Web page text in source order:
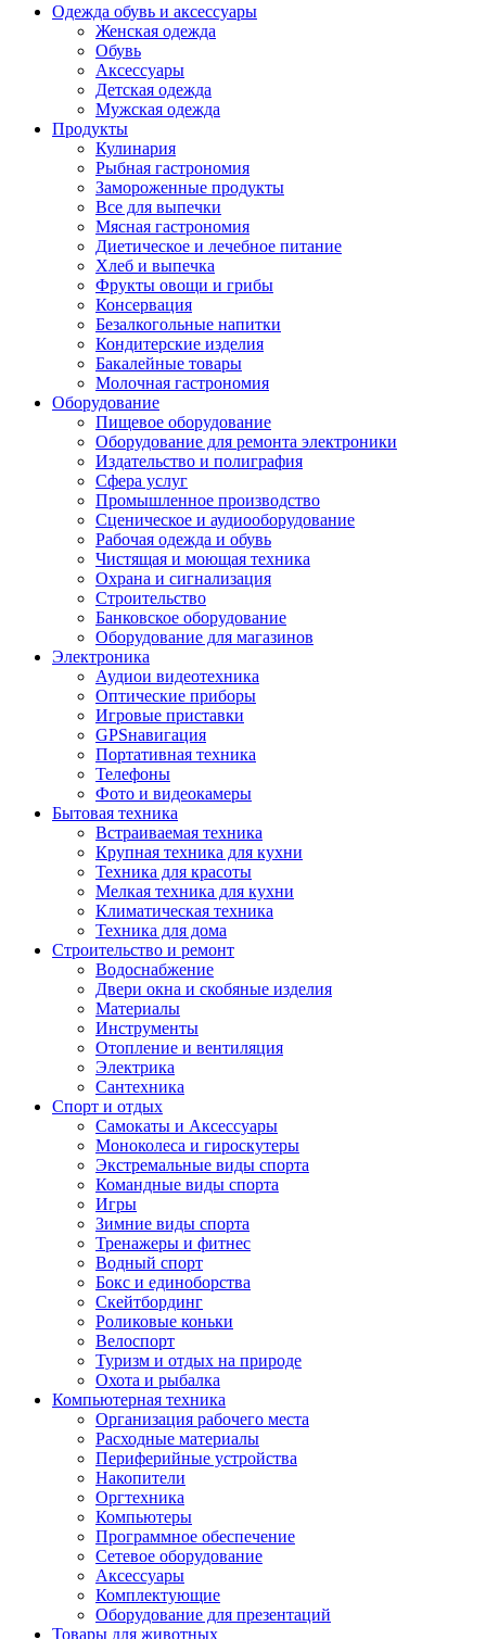
Одежда обувь и аксессуары
Женская одежда
Обувь
Аксессуары
Детская одежда
Мужская одежда
Продукты
Кулинария
Рыбная гастрономия
Замороженные продукты
Все для выпечки
Мясная гастрономия
Диетическое и лечебное питание
Хлеб и выпечка
Фрукты овощи и грибы
Консервация
Безалкогольные напитки
Кондитерские изделия
Бакалейные товары
Молочная гастрономия
Оборудование
Пищевое оборудование
Оборудование для ремонта электроники
Издательство и полиграфия
Сфера услуг
Промышленное производство
Сценическое и аудиооборудование
Рабочая одежда и обувь
Чистящая и моющая техника
Охрана и сигнализация
Строительство
Банковское оборудование
Оборудование для магазинов
Электроника
Аудиои видеотехника
Оптические приборы
Игровые приставки
GPSнавигация
Портативная техника
Телефоны
Фото и видеокамеры
Бытовая техника
Встраиваемая техника
Крупная техника для кухни
Техника для красоты
Мелкая техника для кухни
Климатическая техника
Техника для дома
Строительство и ремонт
Водоснабжение
Двери окна и скобяные изделия
Материалы
Инструменты
Отопление и вентиляция
Электрика
Сантехника
Спорт и отдых
Самокаты и Аксессуары
Моноколеса и гироскутеры
Экстремальные виды спорта
Командные виды спорта
Игры
Зимние виды спорта
Тренажеры и фитнес
Водный спорт
Бокс и единоборства
Скейтбординг
Роликовые коньки
Велоспорт
Туризм и отдых на природе
Охота и рыбалка
Компьютерная техника
Организация рабочего места
Расходные материалы
Периферийные устройства
Накопители
Оргтехника
Компьютеры
Программное обеспечение
Сетевое оборудование
Аксессуары
Комплектующие
Оборудование для презентаций
Товары для животных